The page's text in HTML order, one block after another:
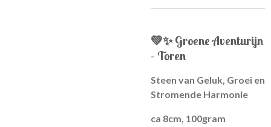
💚✨Groene Aventurijn
– Toren
Steen van Geluk, Groei en
Stromende Harmonie
ca 8cm, 100gram